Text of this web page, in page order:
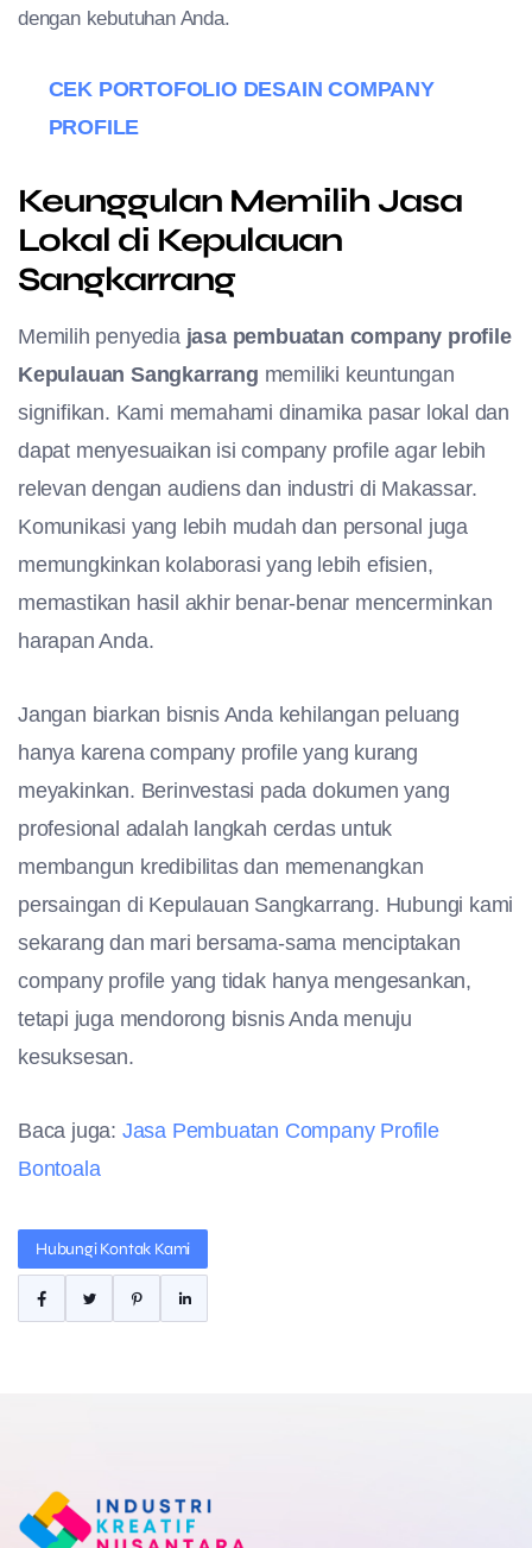
dengan kebutuhan Anda.
CEK PORTOFOLIO DESAIN COMPANY
PROFILE
Keunggulan Memilih Jasa
Lokal di Kepulauan
Sangkarrang
Memilih penyedia jasa pembuatan company profile
Kepulauan Sangkarrang memiliki keuntungan
signifikan. Kami memahami dinamika pasar lokal dan
dapat menyesuaikan isi company profile agar lebih
relevan dengan audiens dan industri di Makassar.
Komunikasi yang lebih mudah dan personal juga
memungkinkan kolaborasi yang lebih efisien,
memastikan hasil akhir benar-benar mencerminkan
harapan Anda.
Jangan biarkan bisnis Anda kehilangan peluang
hanya karena company profile yang kurang
meyakinkan. Berinvestasi pada dokumen yang
profesional adalah langkah cerdas untuk
membangun kredibilitas dan memenangkan
persaingan di Kepulauan Sangkarrang. Hubungi kami
sekarang dan mari bersama-sama menciptakan
company profile yang tidak hanya mengesankan,
tetapi juga mendorong bisnis Anda menuju
kesuksesan.
Baca juga: Jasa Pembuatan Company Profile
Bontoala
Hubungi Kontak Kami